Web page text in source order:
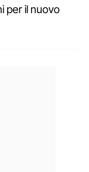
per il nuovo